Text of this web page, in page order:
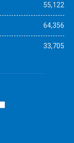
55,122
64,356
33,705